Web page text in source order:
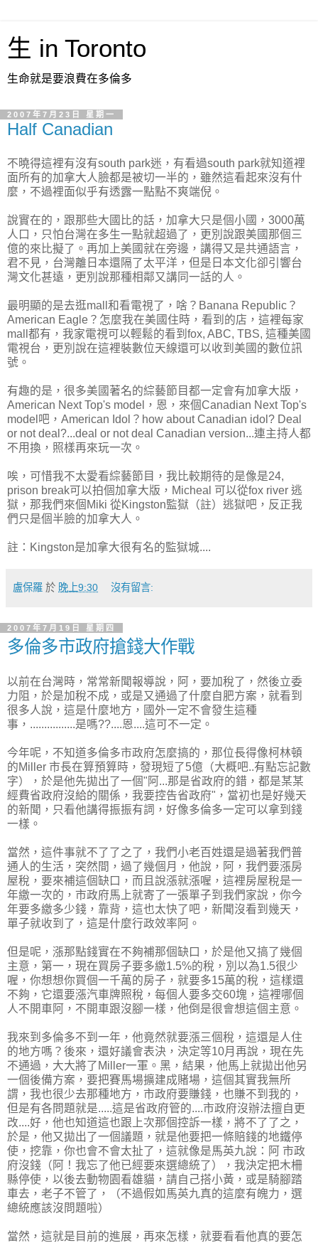
生 in Toronto
生命就是要浪費在多倫多
2007年7月23日 星期一
Half Canadian
不曉得這裡有沒有south park迷，有看過south park就知道裡
面所有的加拿大人臉都是被切一半的，雖然這看起來沒有什
麼，不過裡面似乎有透露一點點不爽端倪。
說實在的，跟那些大國比的話，加拿大只是個小國，3000萬
人口，只怕台灣在多生一點就超過了，更別說跟美國那個三
億的來比擬了。再加上美國就在旁邊，講得又是共通語言，
君不見，台灣離日本還隔了太平洋，但是日本文化卻引響台
灣文化甚遠，更別說那種相鄰又講同一話的人。
最明顯的是去逛mall和看電視了，啥？Banana Republic？
American Eagle？怎麼我在美國住時，看到的店，這裡每家
mall都有，我家電視可以輕鬆的看到fox, ABC, TBS, 這種美國
電視台，更別說在這裡裝數位天線還可以收到美國的數位訊
號。
有趣的是，很多美國著名的綜藝節目都一定會有加拿大版，
American Next Top's model，恩，來個Canadian Next Top's
model吧，American Idol？how about Canadian idol? Deal
or not deal?...deal or not deal Canadian version...連主持人都
不用換，照樣再來玩一次。
唉，可惜我不太愛看綜藝節目，我比較期待的是像是24,
prison break可以拍個加拿大版，Micheal 可以從fox river 逃
獄，那我們來個Miki 從Kingston監獄（註）逃獄吧，反正我
們只是個半臉的加拿大人。
註：Kingston是加拿大很有名的監獄城....
盧保羅 於 晚上9:30 沒有留言:
2007年7月19日 星期四
多倫多市政府搶錢大作戰
以前在台灣時，常常新聞報導說，阿，要加稅了，然後立委
力阻，於是加稅不成，或是又通過了什麼自肥方案，就看到
很多人說，這是什麼地方，國外一定不會發生這種
事，................是嗎??....恩....這可不一定。
今年呢，不知道多倫多市政府怎麼搞的，那位長得像柯林頓
的Miller 市長在算預算時，發現短了5億（大概吧..有點忘記數
字），於是他先拋出了一個"阿...那是省政府的錯，都是某某
經費省政府沒給的關係，我要控告省政府"，當初也是好幾天
的新聞，只看他講得振振有詞，好像多倫多一定可以拿到錢
一樣。
當然，這件事就不了了之了，我們小老百姓還是過著我們普
通人的生活，突然間，過了幾個月，他說，阿，我們要漲房
屋稅，要來補這個缺口，而且說漲就漲喔，這裡房屋稅是一
年繳一次的，市政府馬上就寄了一張單子到我們家說，你今
年要多繳多少錢，靠背，這也太快了吧，新聞沒看到幾天，
單子就收到了，這是什麼行政效率阿。
但是呢，漲那點錢實在不夠補那個缺口，於是他又搞了幾個
主意，第一，現在買房子要多繳1.5%的稅，別以為1.5很少
喔，你想想你買個一千萬的房子，就要多15萬的稅，這樣還
不夠，它還要漲汽車牌照稅，每個人要多交60塊，這裡哪個
人不開車阿，不開車跟沒腳一樣，他倒是很會想這個主意。
我來到多倫多不到一年，他竟然就要漲三個稅，這還是人住
的地方嗎？後來，還好議會表決，決定等10月再說，現在先
不通過，大大將了Miller一軍。黑，結果，他馬上就拋出他另
一個後備方案，要把賽馬場擴建成賭場，這個其實我無所
謂，我也很少去那種地方，市政府要賺錢，也賺不到我的，
但是有各問題就是.....這是省政府管的....市政府沒辦法擅自更
改....好，他也知道這也跟上次那個控訴一樣，將不了了之，
於是，他又拋出了一個議題，就是他要把一條賠錢的地鐵停
使，挖靠，你也會不會太扯了，這就像是馬英九說：阿 市政
府沒錢（阿！我忘了他已經要來選總統了），我決定把木柵
縣停使，以後去動物園看雄貓，請自己搭小黃，或是騎腳踏
車去，老子不管了，（不過假如馬英九真的這麼有魄力，選
總統應該沒問題啦）
當然，這就是目前的進展，再來怎樣，就要看看他真的要怎